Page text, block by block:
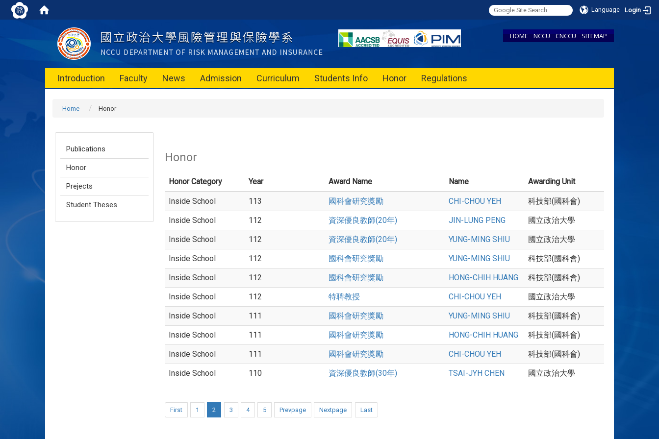
Language Login
HOME NCCU CNCCU SITEMAP
Introduction Faculty News Admission Curriculum Students Info Honor Regulations
Home Honor
Publications
Honor
Prejects
Student Theses
Honor
Honor Category Year Award Name Name Awarding Unit
Inside School 113 國科會研究獎勵 CHI-CHOU YEH 科技部(國科會)
Inside School 112 資深優良教師(20年) JIN-LUNG PENG 國立政治大學
Inside School 112 資深優良教師(20年) YUNG-MING SHIU 國立政治大學
Inside School 112 國科會研究獎勵 YUNG-MING SHIU 科技部(國科會)
Inside School 112 國科會研究獎勵 HONG-CHIH HUANG 科技部(國科會)
Inside School 112 特聘教授 CHI-CHOU YEH 國立政治大學
Inside School 111 國科會研究獎勵 YUNG-MING SHIU 科技部(國科會)
Inside School 111 國科會研究獎勵 HONG-CHIH HUANG 科技部(國科會)
Inside School 111 國科會研究獎勵 CHI-CHOU YEH 科技部(國科會)
Inside School 110 資深優良教師(30年) TSAI-JYH CHEN 國立政治大學
First 1 2 3 4 5 Prevpage Nextpage Last